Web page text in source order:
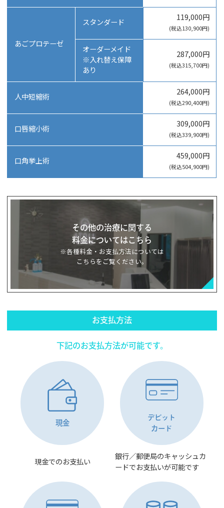
あごプロテーゼ
スタンダード 119,000円
(税込130,900円)
オーダーメイド
※入れ替え保障
あり
287,000円
(税込315,700円)
人中短縮術 264,000円
(税込290,400円)
口唇縮小術 309,000円
(税込339,900円)
口角挙上術 459,000円
(税込504,900円)
その他の治療に関する
料金についてはこちら
※各種料金・お支払方法については
こちらをご覧ください。
お支払方法
下記のお支払方法が可能です。
現金
現金でのお支払い
デビット
カード
銀行／郵便局のキャッシュカ
ードでお支払いが可能です